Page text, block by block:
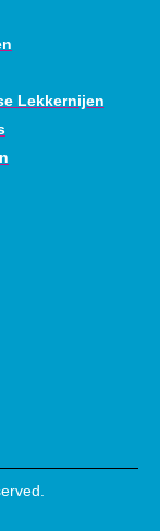
Lekkernijen